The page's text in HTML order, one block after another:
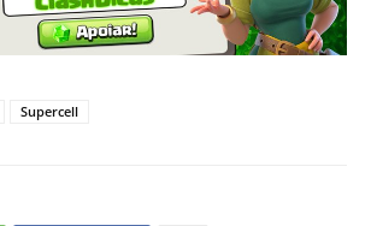
Supercell